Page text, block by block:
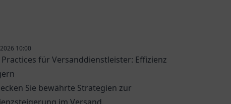
10:00
Practices für Versanddienstleister: Effizienz
Sie bewährte Strategien zur